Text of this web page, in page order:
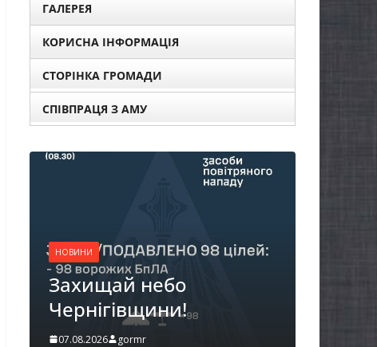
ГАЛЕРЕЯ
КОРИСНА ІНФОРМАЦІЯ
СТОРІНКА ГРОМАДИ
СПІВПРАЦЯ З АМУ
першокласників уже
можуть оформити
«Пакунок школяра»
06.08.2026